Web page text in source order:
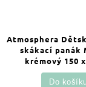
Atmosphera
skákací panák
krémový 150
Do